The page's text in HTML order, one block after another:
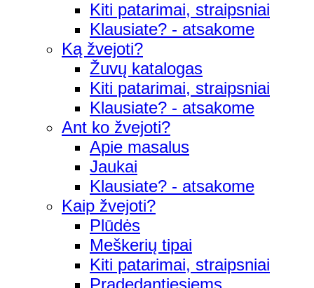
Kiti patarimai, straipsniai
Klausiate? - atsakome
Ką žvejoti?
Žuvų katalogas
Kiti patarimai, straipsniai
Klausiate? - atsakome
Ant ko žvejoti?
Apie masalus
Jaukai
Klausiate? - atsakome
Kaip žvejoti?
Plūdės
Meškerių tipai
Kiti patarimai, straipsniai
Pradedantiesiems